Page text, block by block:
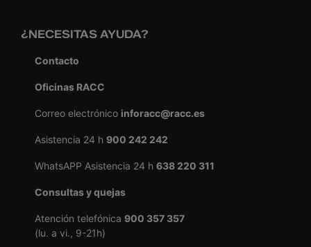
¿NECESITAS AYUDA?
Contacto
Oficinas RACC
Correo electrónico inforacc@racc.es
Asistencia 24 h 900 242 242
WhatsAPP Asistencia 24 h 638 220 311
Consultas y quejas
Atención telefónica 900 357 357
(lu. a vi., 9-21h)